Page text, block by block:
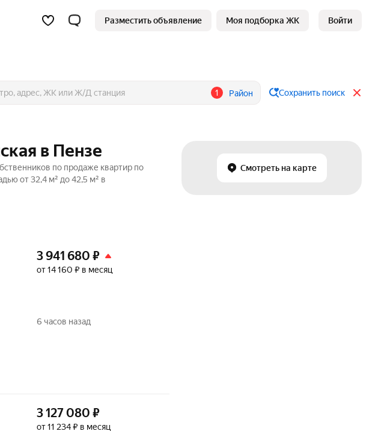
Разместить объявление Моя подборка ЖК Войти
1 Район Сохранить поиск
Смотреть на карте
в Пензе
по продаже квартир по
от 32,4 м² до 42,5 м² в
3 941 680 ₽
от 14 160 ₽ в месяц
6 часов назад
3 127 080 ₽
от 11 234 ₽ в месяц